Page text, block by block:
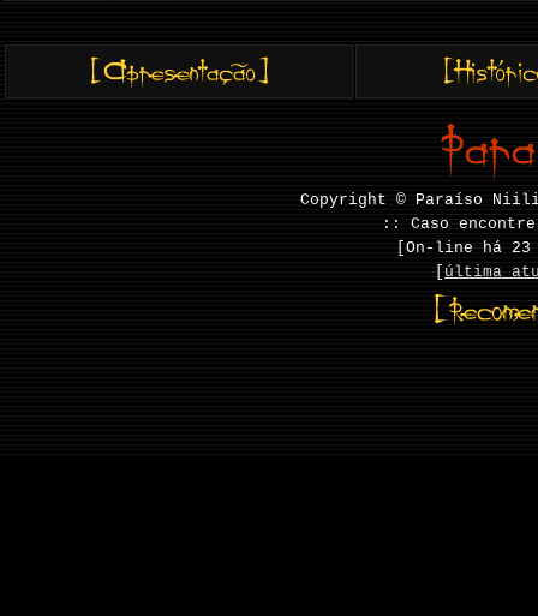
Copyright © Paraíso
:: Caso
[On-line há
última